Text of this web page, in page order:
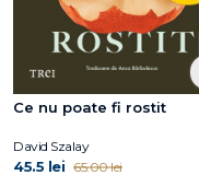
Ce nu poate fi rostit
David Szalay
45.5 lei 65.00 lei